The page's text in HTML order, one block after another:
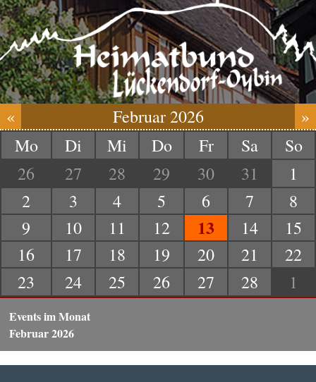
« Februar 2026
»
Mo
Di Mi Do Fr Sa
So
26
27 28 29 30 31
1
2
3 4 5 6 7
8
9
10 11 12 13 14
15
16
17 18 19 20 21
22
23
24 25 26 27 28 1
Events im Monat
Februar 2026